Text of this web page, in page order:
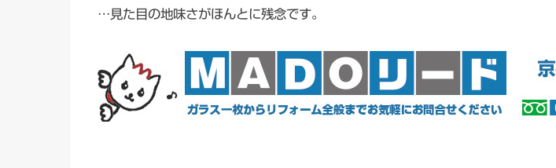
…見た目の地味さがほんとに残念です。